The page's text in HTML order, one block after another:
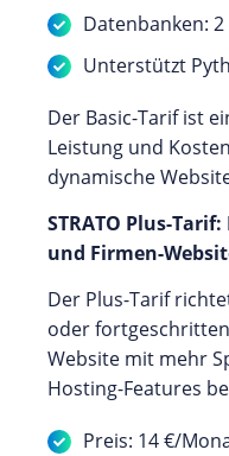
Datenbanken: 2
Unterstützt
Der Basic-Tarif ist
Leistung und
dynamische
STRATO Plus-
und Firmen-
Der Plus-Tarif
oder
Website mit mehr
Hosting-Features
Preis: 14 €/